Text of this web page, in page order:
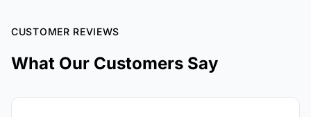
CUSTOMER REVIEWS
What Our Customers Say